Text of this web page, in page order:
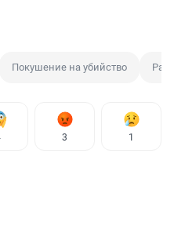
Покушение на убийство
3 1